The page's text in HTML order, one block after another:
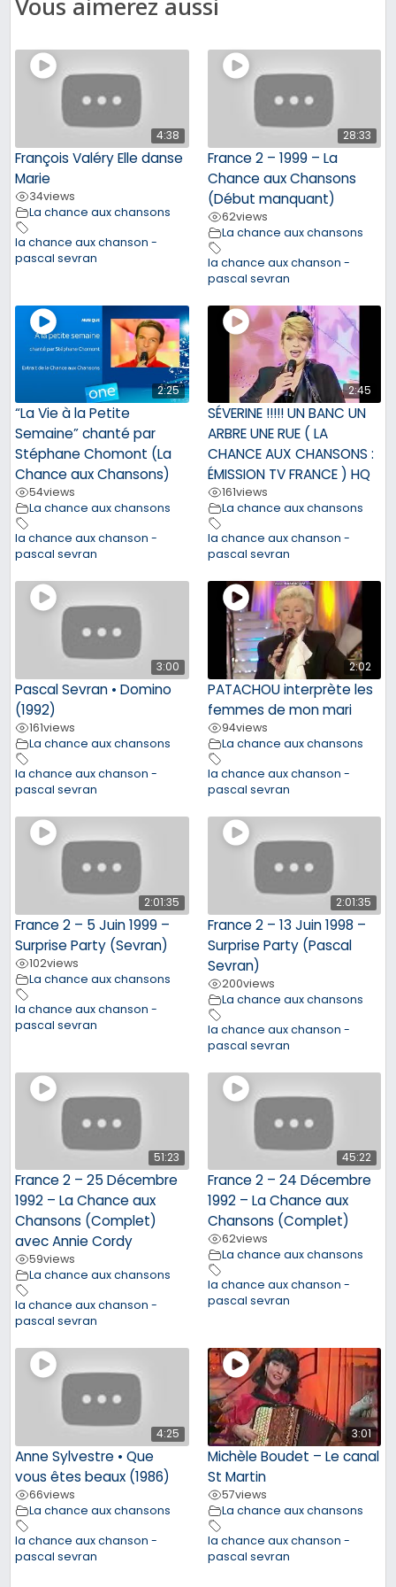
4:38
François Valéry Elle danse
Marie
34views
La chance aux chansons
la chance aux chanson -
pascal sevran
28:33
France 2 – 1999 – La
Chance aux Chansons
(Début manquant)
62views
La chance aux chansons
la chance aux chanson -
pascal sevran
2:25
“La Vie à la Petite
Semaine” chanté par
Stéphane Chomont (La
Chance aux Chansons)
54views
La chance aux chansons
la chance aux chanson -
pascal sevran
2:45
SÉVERINE !!!!! UN BANC UN
ARBRE UNE RUE ( LA
CHANCE AUX CHANSONS :
ÉMISSION TV FRANCE ) HQ
161views
La chance aux chansons
la chance aux chanson -
pascal sevran
3:00
Pascal Sevran • Domino
(1992)
161views
La chance aux chansons
la chance aux chanson -
pascal sevran
2:02
PATACHOU interprète les
femmes de mon mari
94views
La chance aux chansons
la chance aux chanson -
pascal sevran
2:01:35
France 2 – 5 Juin 1999 –
Surprise Party (Sevran)
102views
La chance aux chansons
la chance aux chanson -
pascal sevran
2:01:35
France 2 – 13 Juin 1998 –
Surprise Party (Pascal
Sevran)
200views
La chance aux chansons
la chance aux chanson -
pascal sevran
51:23
France 2 – 25 Décembre
1992 – La Chance aux
Chansons (Complet)
avec Annie Cordy
59views
La chance aux chansons
la chance aux chanson -
pascal sevran
45:22
France 2 – 24 Décembre
1992 – La Chance aux
Chansons (Complet)
62views
La chance aux chansons
la chance aux chanson -
pascal sevran
4:25
Anne Sylvestre • Que
vous êtes beaux (1986)
66views
La chance aux chansons
la chance aux chanson -
pascal sevran
3:01
Michèle Boudet – Le canal
St Martin
57views
La chance aux chansons
la chance aux chanson -
pascal sevran